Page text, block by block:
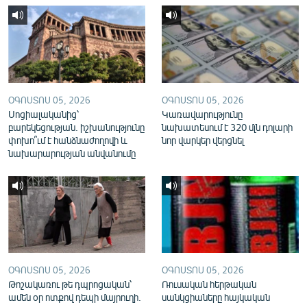
English
Русский
ՀԵՏԵՎԵՔ ՄԵԶ
ՕԳՈՍՏՈՍ 05, 2026
Սոցիալականից՝
բարեկեցության. իշխանությունը
փոխո՞ւմ է հանձնաժողովի և
նախարարության անվանումը
ՕԳՈՍՏՈՍ 05, 2026
Կառավարությունը
նախատեսում է 320 մլն դոլարի
նոր վարկեր վերցնել
ՕԳՈՍՏՈՍ 05, 2026
Թոշակառու թե դպրոցական՝
ամեն օր ոտքով դեպի մայրուղի.
ՕԳՈՍՏՈՍ 05, 2026
Ռուսական հերթական
սանկցիաները հայկական